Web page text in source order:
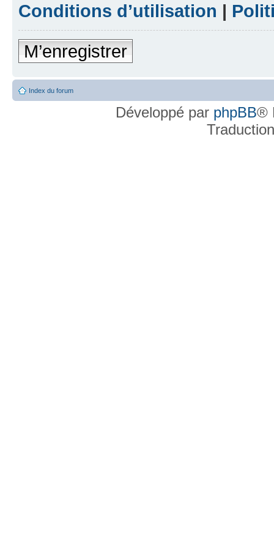
Conditions d’utilisation |
M’enregistrer
Index du forum
Développé par phpBB®